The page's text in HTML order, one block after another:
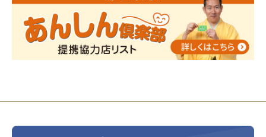
2023/12/16終活なるほど教室＠小さな家族葬ハウ
ス®上鶴間 エンディングノートを書いてみよう！
2023/11/29 永田屋創業110周年記念式典 レンブラ
ントホテル東京町田